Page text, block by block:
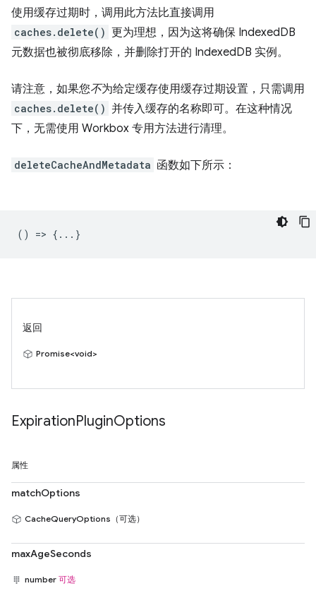
使用缓存过期时，调用此方法比直接调用
caches.delete() 更为理想，因为这将确保 IndexedDB
元数据也被彻底移除，并删除打开的 IndexedDB 实例。
请注意，如果您不为给定缓存使用缓存过期设置，只需调用
caches.delete() 并传入缓存的名称即可。在这种情况
下，无需使用 Workbox 专用方法进行清理。
deleteCacheAndMetadata 函数如下所示：
() => {...}
返回
Promise<void>
ExpirationPluginOptions
属性
matchOptions
CacheQueryOptions（可选）
maxAgeSeconds
number 可选